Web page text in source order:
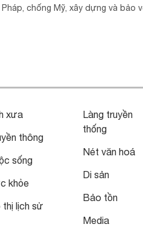
Pháp, chống Mỹ, xây dựng và bảo
xưa
thông
sống
khỏe
lịch sử
Làng truyền
thống
Nét văn hoá
Di sản
Bảo tồn
Media